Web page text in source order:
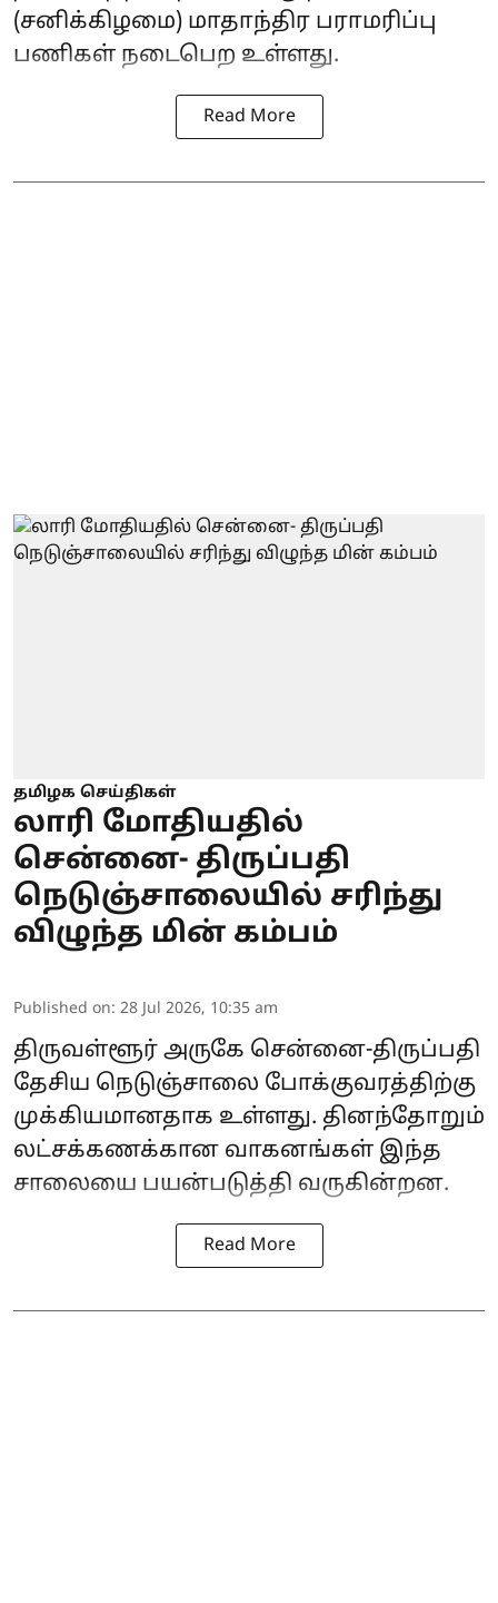
(சனிக்கிழமை) மாதாந்திர பராமரிப்பு
பணிகள் நடைபெற உள்ளது.
Read More
தமிழக செய்திகள்
லாரி மோதியதில்
சென்னை- திருப்பதி
நெடுஞ்சாலையில் சரிந்து
விழுந்த மின் கம்பம்
Published on: 28 Jul 2026, 10:35 am
திருவள்ளூர் அருகே சென்னை-திருப்பதி
தேசிய நெடுஞ்சாலை போக்குவரத்திற்கு
முக்கியமானதாக உள்ளது. தினந்தோறும்
லட்சக்கணக்கான வாகனங்கள் இந்த
சாலையை பயன்படுத்தி வருகின்றன.
Read More